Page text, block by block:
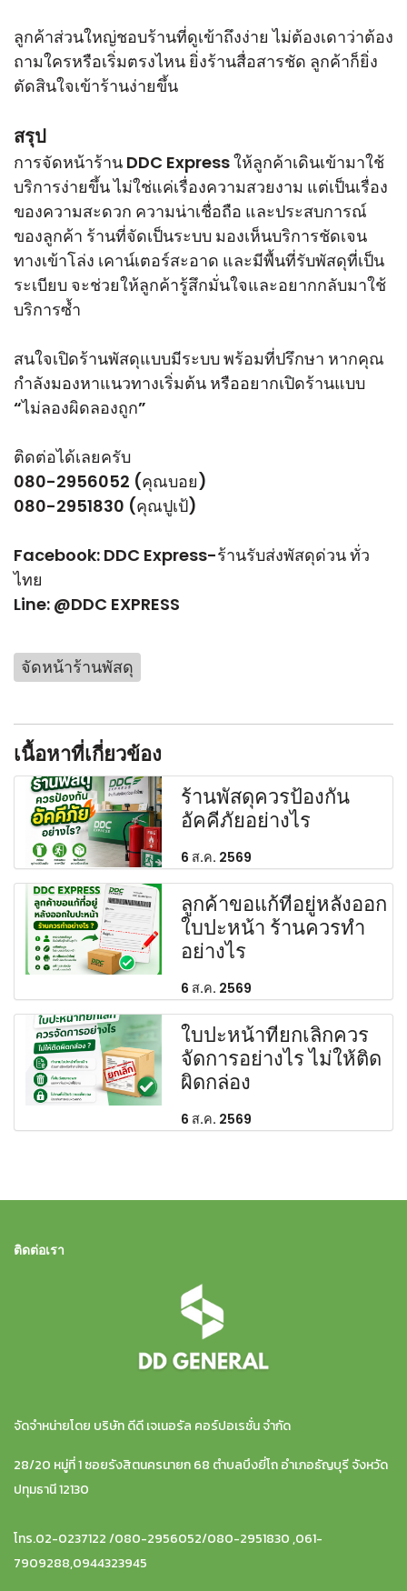
ลูกค้าส่วนใหญ่ชอบร้านที่ดูเข้าถึงง่าย ไม่ต้องเดาว่าต้อง
ถามใครหรือเริ่มตรงไหน ยิ่งร้านสื่อสารชัด ลูกค้าก็ยิ่ง
ตัดสินใจเข้าร้านง่ายขึ้น
สรุป
การจัดหน้าร้าน DDC Express ให้ลูกค้าเดินเข้ามาใช้
บริการง่ายขึ้น ไม่ใช่แค่เรื่องความสวยงาม แต่เป็นเรื่อง
ของความสะดวก ความน่าเชื่อถือ และประสบการณ์
ของลูกค้า ร้านที่จัดเป็นระบบ มองเห็นบริการชัดเจน
ทางเข้าโล่ง เคาน์เตอร์สะอาด และมีพื้นที่รับพัสดุที่เป็น
ระเบียบ จะช่วยให้ลูกค้ารู้สึกมั่นใจและอยากกลับมาใช้
บริการซ้ำ
สนใจเปิดร้านพัสดุแบบมีระบบ พร้อมที่ปรึกษา หากคุณ
กำลังมองหาแนวทางเริ่มต้น หรืออยากเปิดร้านแบบ
“ไม่ลองผิดลองถูก”
ติดต่อได้เลยครับ
080-2956052 (คุณบอย)
080-2951830 (คุณปูเป้)
Facebook: DDC Express-ร้านรับส่งพัสดุด่วน ทั่ว
ไทย
Line: @DDC EXPRESS
จัดหน้าร้านพัสดุ
เนื้อหาที่เกี่ยวข้อง
ร้านพัสดุควรป้องกัน
อัคคีภัยอย่างไร
6 ส.ค. 2569
ลูกค้าขอแก้ที่อยู่หลังออก
ใบปะหน้า ร้านควรทำ
อย่างไร
6 ส.ค. 2569
ใบปะหน้าที่ยกเลิกควร
จัดการอย่างไร ไม่ให้ติด
ผิดกล่อง
6 ส.ค. 2569
ติดต่อเรา
จัดจำหน่ายโดย บริษัท ดีดี เจเนอรัล คอร์ปอเรชั่น จำกัด
28/20 หมู่ที่ 1 ซอยรังสิตนครนายก 68 ตำบลบึงยี่โถ อำเภอธัญบุรี จังหวัด
ปทุมธานี 12130
โทร.02-0237122 /080-2956052/080-2951830 ,061-
7909288,0944323945